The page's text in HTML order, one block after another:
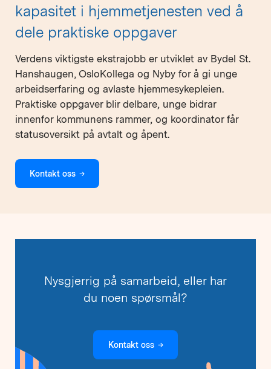
kapasitet i hjemmetjenesten ved å
dele praktiske oppgaver
Verdens viktigste ekstrajobb er utviklet av Bydel St.
Hanshaugen, OsloKollega og Nyby for å gi unge
arbeidserfaring og avlaste hjemmesykepleien.
Praktiske oppgaver blir delbare, unge bidrar
innenfor kommunens rammer, og koordinator får
statusoversikt på avtalt og åpent.
Kontakt oss →
Nysgjerrig på samarbeid, eller har
du noen spørsmål?
Kontakt oss →